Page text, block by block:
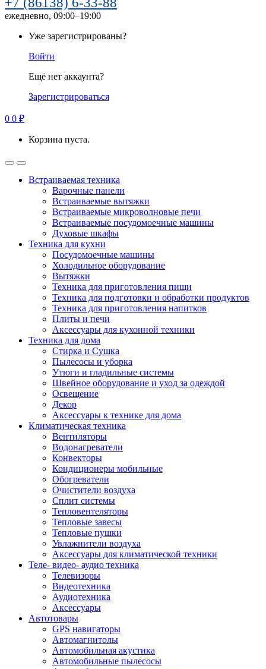
ежедневно, 09:00–19:00
Уже зарегистрированы?
Войти
Ещё нет аккаунта?
Зарегистрироваться
0 0 ₽
Корзина пуста.
Встраиваемая техника
Варочные панели
Встраиваемые вытяжки
Встраиваемые микроволновые печи
Встраиваемые посудомоечные машины
Духовые шкафы
Техника для кухни
Посудомоечные машины
Холодильное оборудование
Вытяжки
Техника для приготовления пищи
Техника для подготовки и обработки продуктов
Техника для приготовления напитков
Плиты и печи
Аксессуары для кухонной техники
Техника для дома
Стирка и Сушка
Пылесосы и уборка
Утюги и гладильные системы
Швейное оборудование и уход за одеждой
Освещение
Декор
Аксессуары к технике для дома
Климатическая техника
Вентиляторы
Водонагреватели
Конвекторы
Кондиционеры мобильные
Обогреватели
Очистители воздуха
Сплит системы
Тепловентеляторы
Тепловые завесы
Тепловые пушки
Увлажнители воздуха
Аксессуары для климатической техники
Теле- видео- аудио техника
Телевизоры
Видеотехника
Аудиотехника
Аксессуары
Автотовары
GPS навигаторы
Автомагнитолы
Автомобильная акустика
Автомобильные пылесосы